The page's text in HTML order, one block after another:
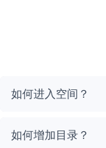
如何进入空间？
如何增加目录？